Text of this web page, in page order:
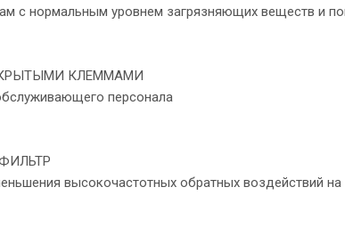
с нормальным уровнем загрязняющих веществ и
КЛЕММАМИ
персонала
высокочастотных обратных воздействий на